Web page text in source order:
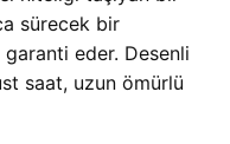
sürecek bir
garanti eder. Desenli
saat, uzun ömürlü